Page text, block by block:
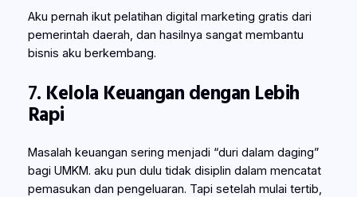
Aku pernah ikut pelatihan digital marketing gratis dari
pemerintah daerah, dan hasilnya sangat membantu
bisnis aku berkembang.
7. Kelola Keuangan dengan Lebih
Rapi
Masalah keuangan sering menjadi “duri dalam daging”
bagi UMKM. aku pun dulu tidak disiplin dalam mencatat
pemasukan dan pengeluaran. Tapi setelah mulai tertib,